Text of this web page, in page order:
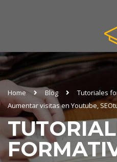
Home Blog
Tutoriales
Aumentar visitas en Youtube,